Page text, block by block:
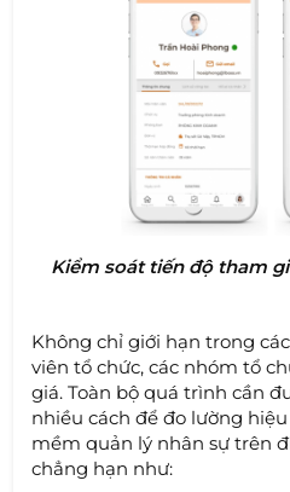
Kiểm soát tiến độ tham
Không chỉ giới hạn trong
viên tổ chức, các nhóm tổ
giá. Toàn bộ quá trình cần
nhiều cách để đo lường
mềm quản lý nhân sự trên
chẳng hạn như: